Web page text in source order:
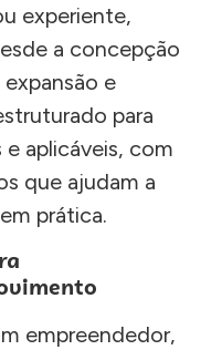
experiente,
a concepção
e
para
aplicáveis, com
que ajudam a
prática.
empreendedor,